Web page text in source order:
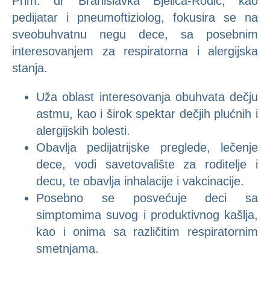
pedijatar i pneumoftiziolog, fokusira se na
sveobuhvatnu negu dece, sa posebnim
interesovanjem za respiratorna i alergijska
stanja.
Uža oblast interesovanja obuhvata dečju
astmu, kao i širok spektar dečjih plućnih i
alergijskih bolesti.
Obavlja pedijatrijske preglede, lečenje
dece, vodi savetovalište za roditelje i
decu, te obavlja inhalacije i vakcinacije.
Posebno se posvećuje deci sa
simptomima suvog i produktivnog kašlja,
kao i onima sa različitim respiratornim
smetnjama.